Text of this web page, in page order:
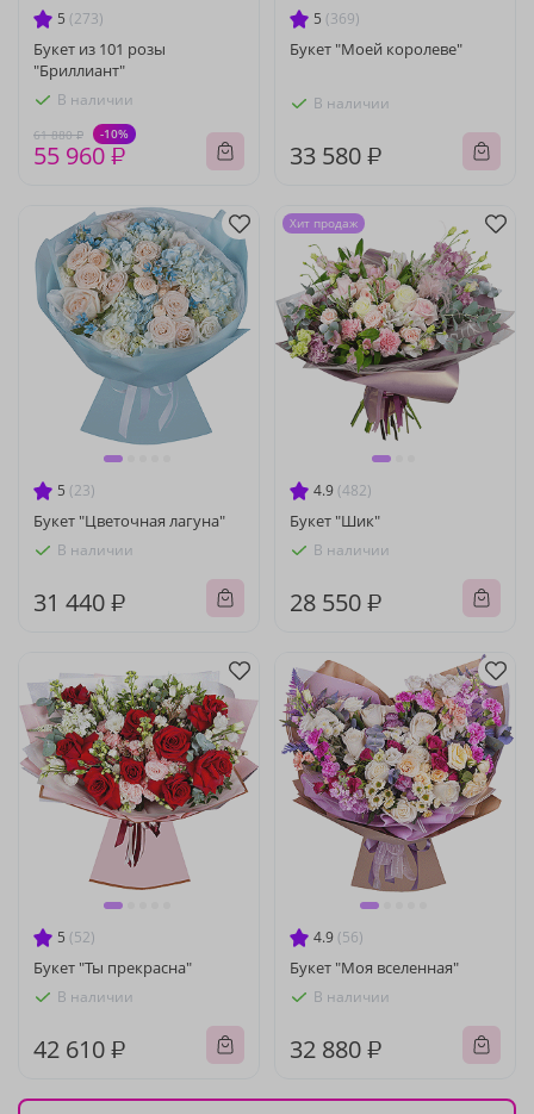
5 (273)
Букет из 101 розы
"Бриллиант"
В наличии
61 880 ₽ -10%
55 960 ₽
5 (369)
Букет "Моей королеве"
В наличии
33 580 ₽
5 (23)
Букет "Цветочная лагуна"
В наличии
31 440 ₽
4.9 (482)
Букет "Шик"
В наличии
28 550 ₽
Хит продаж
5 (52)
Букет "Ты прекрасна"
В наличии
42 610 ₽
4.9 (56)
Букет "Моя вселенная"
В наличии
32 880 ₽